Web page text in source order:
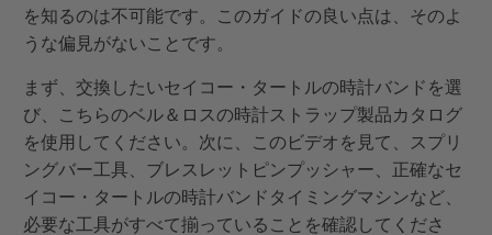
を知るのは不可能です。このガイドの良い点は、そのよ
うな偏見がないことです。
まず、交換したいセイコー・タートルの時計バンドを選
び、こちらのベル＆ロスの時計ストラップ製品カタログ
を使用してください。次に、このビデオを見て、スプリ
ングバー工具、ブレスレットピンプッシャー、正確なセ
イコー・タートルの時計バンドタイミングマシンなど、
必要な工具がすべて揃っていることを確認してくださ